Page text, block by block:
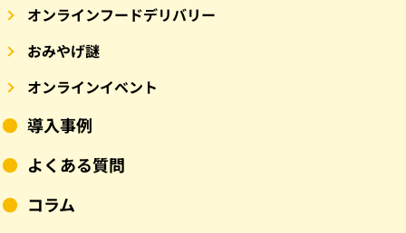
オンラインフードデリバリー
おみやげ謎
オンラインイベント
導入事例
よくある質問
コラム